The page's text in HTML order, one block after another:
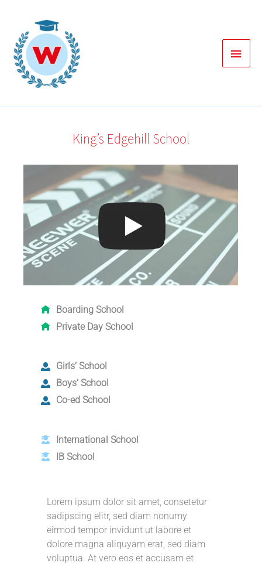
springen
King’s Edgehill School
Boarding School
Private Day School
Girls‘ School
Boys‘ School
Co-ed School
International School
IB School
Lorem ipsum dolor sit amet, consetetur
sadipscing elitr, sed diam nonumy
eirmod tempor invidunt ut labore et
dolore magna aliquyam erat, sed diam
voluptua. At vero eos et accusam et